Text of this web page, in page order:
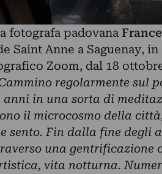
fotografa padovana
Saint Anne a Saguenay, in
Zoom, dal 18
regolarmente sul
in una sorta di
il microcosmo della
sento. Fin dalla fine degli
una gentrificazione
vita notturna.